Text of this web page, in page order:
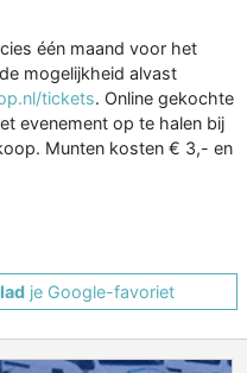
één maand voor het
mogelijkheid alvast
tickets. Online gekochte
evenement op te halen bij
Munten kosten € 3,- en
je Google-favoriet